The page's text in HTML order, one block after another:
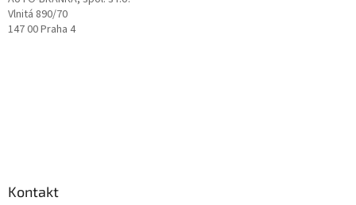
Vlnitá 890/70
147 00 Praha 4
Kontakt